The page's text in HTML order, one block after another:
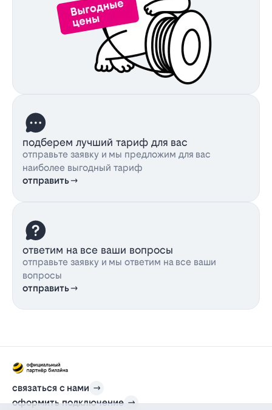
подберем лучший тариф для вас
отправьте заявку и мы предложим для вас
наиболее выгодный тариф
отправить
ответим на все ваши вопросы
отправьте заявку и мы ответим на все ваши
вопросы
отправить
связаться с нами
оформить подключение